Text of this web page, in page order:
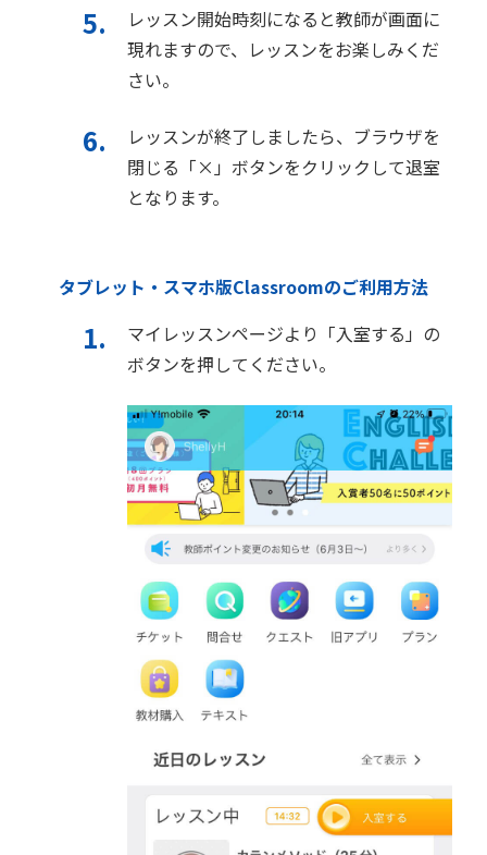
レッスン開始時刻になると教師が画面に
現れますので、レッスンをお楽しみくだ
さい。
レッスンが終了しましたら、ブラウザを
閉じる「×」ボタンをクリックして退室
となります。
タブレット・スマホ版Classroomのご利用方法
マイレッスンページより「入室する」の
ボタンを押してください。